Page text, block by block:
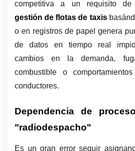
gestión de flotas de taxis
o en registros de papel genera
de datos en tiempo real
cambios en la demanda,
combustible o
conductores.
Dependencia de
"radiodespacho"
Es un gran error seguir